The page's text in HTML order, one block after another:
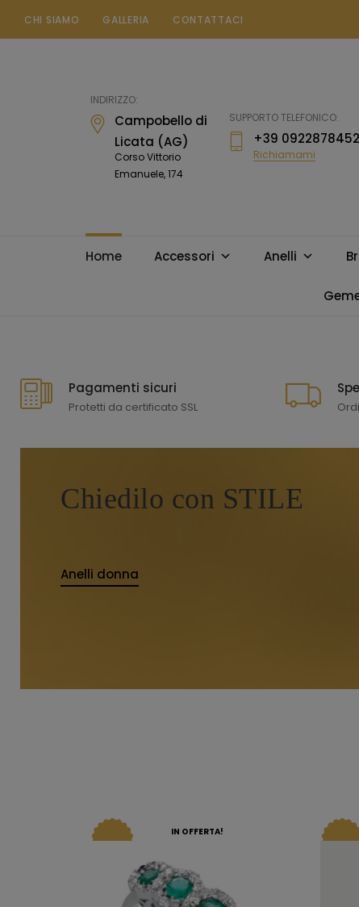
CHI SIAMO GALLERIA CONTATTACI
INDIRIZZO:
Campobello di
Licata (AG)
Corso Vittorio
Emanuele, 174
SUPPORTO TELEFONICO:
+39 0922878452
Richiamami
Home Accessori Anelli
Pagamenti sicuri
Protetti da certificato SSL
Chiedilo con STILE
Anelli donna
IN OFFERTA!